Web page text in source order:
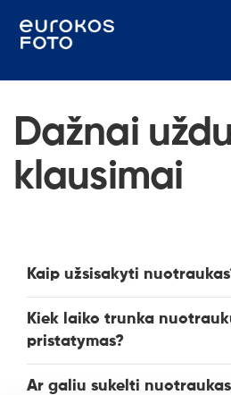
Dažnai
klausimai
Kaip užsisakyti
Kiek laiko trunka
pristatymas?
Ar galiu sukelti